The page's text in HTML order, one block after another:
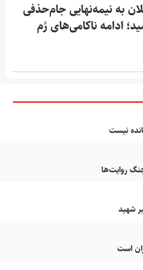
به نیمه‌نهایی جام‌حذفی
ادامه ناکامی‌های رُم
نیست
روایت‌ها
شهید
است